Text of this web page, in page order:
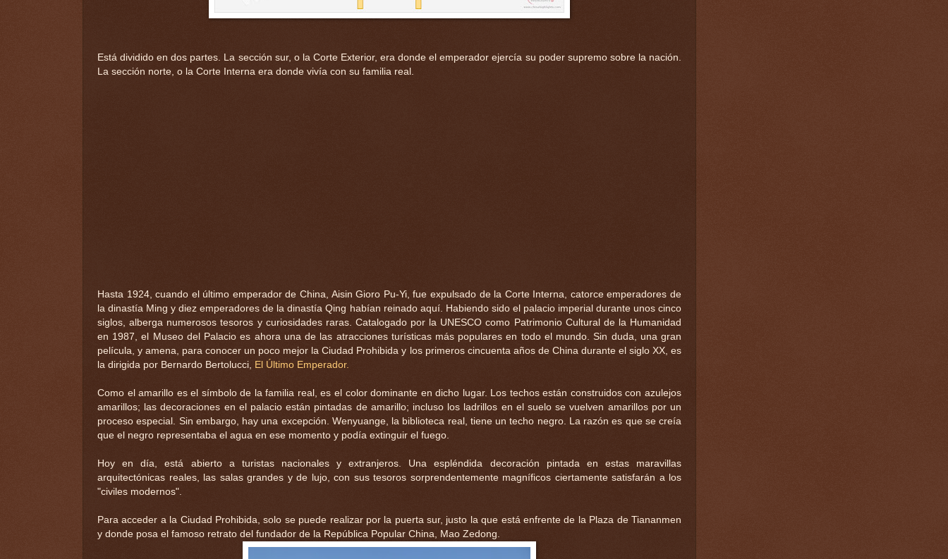
Está dividido en dos partes. La sección sur, o la Corte Exterior, era donde el emperador ejercía su poder supremo sobre la nación.
La sección norte, o la Corte Interna era donde vivía con su familia real.
Hasta 1924, cuando el último emperador de China, Aisin Gioro Pu-Yi, fue expulsado de la Corte Interna, catorce emperadores de
la dinastía Ming y diez emperadores de la dinastía Qing habían reinado aquí. Habiendo sido el palacio imperial durante unos cinco
siglos, alberga numerosos tesoros y curiosidades raras. Catalogado por la UNESCO como Patrimonio Cultural de la Humanidad
en 1987, el Museo del Palacio es ahora una de las atracciones turísticas más populares en todo el mundo. Sin duda, una gran
película, y amena, para conocer un poco mejor la Ciudad Prohibida y los primeros cincuenta años de China durante el siglo XX, es
la dirigida por Bernardo Bertolucci,
El Último Emperador.
Como el amarillo es el símbolo de la familia real, es el color dominante en dicho lugar. Los techos están construidos con azulejos
amarillos; las decoraciones en el palacio están pintadas de amarillo; incluso los ladrillos en el suelo se vuelven amarillos por un
proceso especial. Sin embargo, hay una excepción. Wenyuange, la biblioteca real, tiene un techo negro. La razón es que se creía
que el negro representaba el agua en ese momento y podía extinguir el fuego.
Hoy en día, está abierto a turistas nacionales y extranjeros. Una espléndida decoración pintada en estas maravillas
arquitectónicas reales, las salas grandes y de lujo, con sus tesoros sorprendentemente magníficos ciertamente satisfarán a los
"civiles modernos".
Para acceder a la Ciudad Prohibida, solo se puede realizar por la puerta sur, justo la que está enfrente de la Plaza de Tiananmen
y donde posa el famoso retrato del fundador de la República Popular China, Mao Zedong.